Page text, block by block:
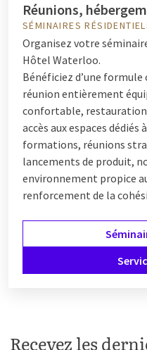
Réunions,
SÉMINAIRES
Organisez votre
Hôtel Waterloo.
Bénéficiez d’une
réunion entièrement
confortable, restauration
accès aux espaces
formations, réunions
lancements de produit,
environnement propice
renforcement de la
Recevez les